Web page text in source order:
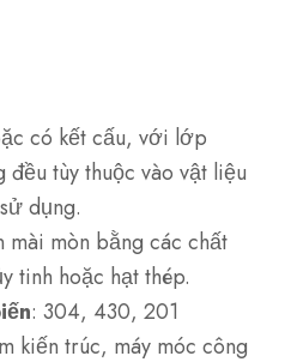
có kết cấu, với lớp
đều tùy thuộc vào vật liệu
dụng.
mài mòn bằng các chất
tinh hoặc hạt thép.
: 304, 430, 201
kiến trúc, máy móc công